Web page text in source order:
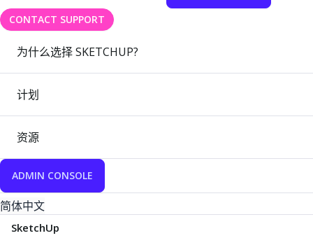
CONTACT SUPPORT
为什么选择 SKETCHUP?
计划
资源
ADMIN CONSOLE
简体中文
SketchUp